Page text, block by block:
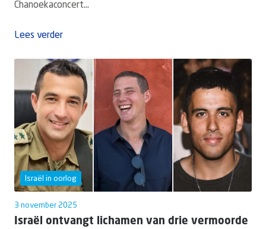
Chanoekaconcert...
Lees verder
Israël in oorlog
3 november 2025
Israël ontvangt lichamen van drie vermoorde